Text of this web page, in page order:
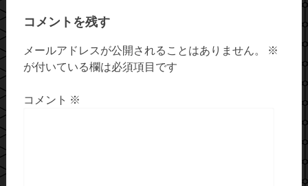
コメントを残す
メールアドレスが公開されることはありません。
※
が付いている欄は必須項目です
コメント ※